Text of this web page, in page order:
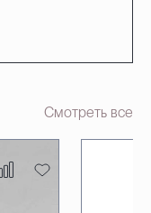
Смотреть все